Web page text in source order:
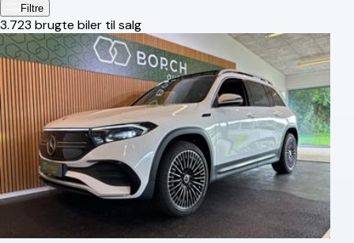
Filtre
3.723 brugte biler til salg